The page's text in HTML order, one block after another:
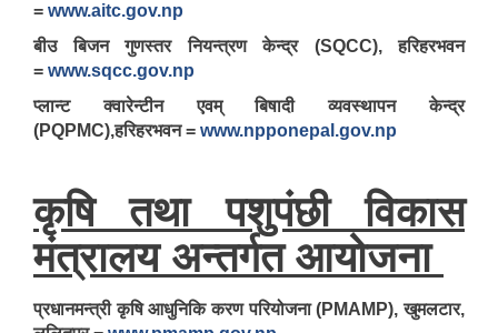
= www.aitc.gov.np
बीउ बिजन गुणस्तर नियन्त्रण केन्द्र (SQCC), हरिहरभवन
= www.sqcc.gov.np
प्लान्ट क्वारेन्टीन एवम् बिषादी व्यवस्थापन केन्द्र
(PQPMC),हरिहरभवन = www.npponepal.gov.np
कृषि तथा पशुपंछी विकास
मंत्रालय अन्तर्गत आयोजना
प्रधानमन्त्री कृषि आधुनिकि करण परियोजना (PMAMP), खुमलटार,